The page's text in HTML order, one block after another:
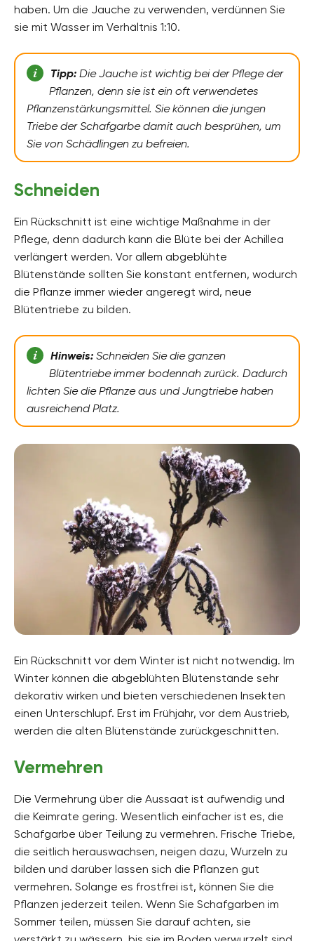
haben. Um die Jauche zu verwenden, verdünnen Sie
sie mit Wasser im Verhältnis 1:10.
Tipp:Die Jauche ist wichtig bei der Pflege der
Pflanzen, denn sie ist ein oft verwendetes
Pflanzenstärkungsmittel. Sie können die jungen
Triebe der Schafgarbe damit auch besprühen, um
Sie von Schädlingen zu befreien.
Schneiden
Ein Rückschnitt ist eine wichtige Maßnahme in der
Pflege, denn dadurch kann die Blüte bei der Achillea
verlängert werden. Vor allem abgeblühte
Blütenstände sollten Sie konstant entfernen, wodurch
die Pflanze immer wieder angeregt wird, neue
Blütentriebe zu bilden.
Hinweis: Schneiden Sie die ganzen
Blütentriebe immer bodennah zurück. Dadurch
lichten Sie die Pflanze aus und Jungtriebe haben
ausreichend Platz.
Ein Rückschnitt vor dem Winter ist nicht notwendig. Im
Winter können die abgeblühten Blütenstände sehr
dekorativ wirken und bieten verschiedenen Insekten
einen Unterschlupf. Erst im Frühjahr, vor dem Austrieb,
werden die alten Blütenstände zurückgeschnitten.
Vermehren
Die Vermehrung über die Aussaat ist aufwendig und
die Keimrate gering. Wesentlich einfacher ist es, die
Schafgarbe über Teilung zu vermehren. Frische Triebe,
die seitlich herauswachsen, neigen dazu, Wurzeln zu
bilden und darüber lassen sich die Pflanzen gut
vermehren. Solange es frostfrei ist, können Sie die
Pflanzen jederzeit teilen. Wenn Sie Schafgarben im
Sommer teilen, müssen Sie darauf achten, sie